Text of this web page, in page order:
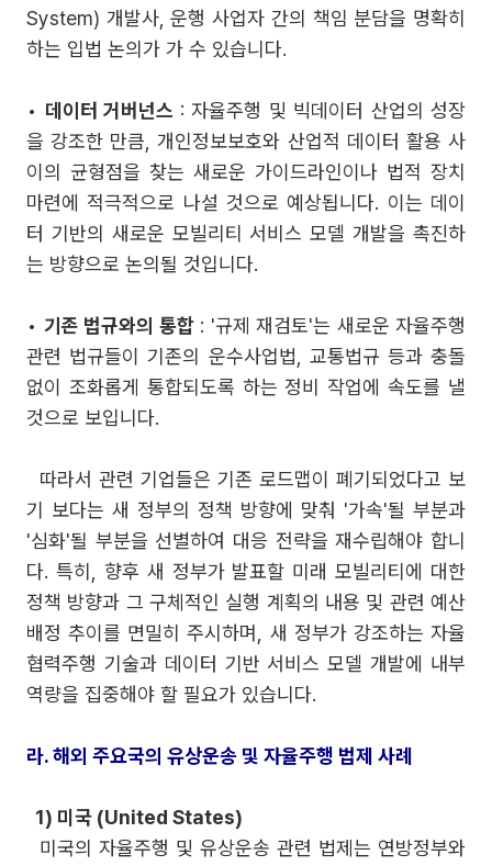
System) 개발사, 운행 사업자 간의 책임 분담을 명확히
하는 입법 논의가 가 수 있습니다.
• 데이터 거버넌스 : 자율주행 및 빅데이터 산업의 성장
을 강조한 만큼, 개인정보보호와 산업적 데이터 활용 사
이의 균형점을 찾는 새로운 가이드라인이나 법적 장치
마련에 적극적으로 나설 것으로 예상됩니다. 이는 데이
터 기반의 새로운 모빌리티 서비스 모델 개발을 촉진하
는 방향으로 논의될 것입니다.
• 기존 법규와의 통합: '규제 재검토'는 새로운 자율주행
관련 법규들이 기존의 운수사업법, 교통법규 등과 충돌
없이 조화롭게 통합되도록 하는 정비 작업에 속도를 낼
것으로 보입니다.
따라서 관련 기업들은 기존 로드맵이 폐기되었다고 보
기 보다는 새 정부의 정책 방향에 맞춰 '가속'될 부분과
'심화'될 부분을 선별하여 대응 전략을 재수립해야 합니
다. 특히, 향후 새 정부가 발표할 미래 모빌리티에 대한
정책 방향과 그 구체적인 실행 계획의 내용 및 관련 예산
배정 추이를 면밀히 주시하며, 새 정부가 강조하는 자율
협력주행 기술과 데이터 기반 서비스 모델 개발에 내부
역량을 집중해야 할 필요가 있습니다.
라. 해외 주요국의 유상운송 및 자율주행 법제 사례
1) 미국 (United States)
미국의 자율주행 및 유상운송 관련 법제는 연방정부와